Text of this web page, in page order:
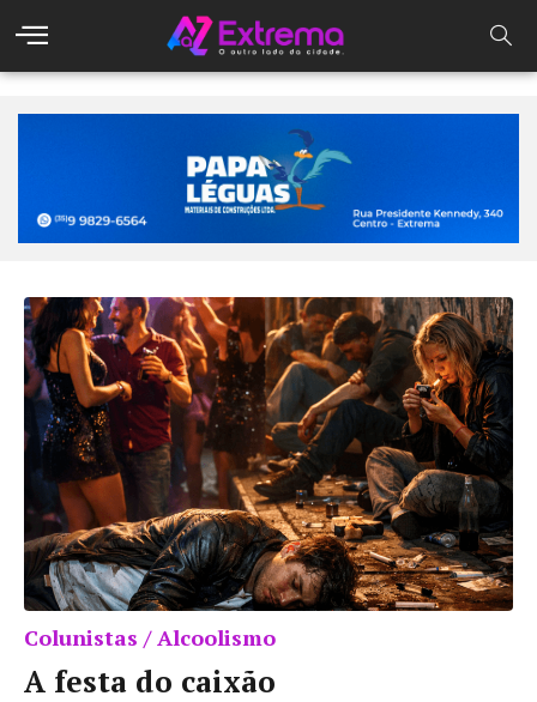
Colunistas / Alcoolismo
A festa do caixão